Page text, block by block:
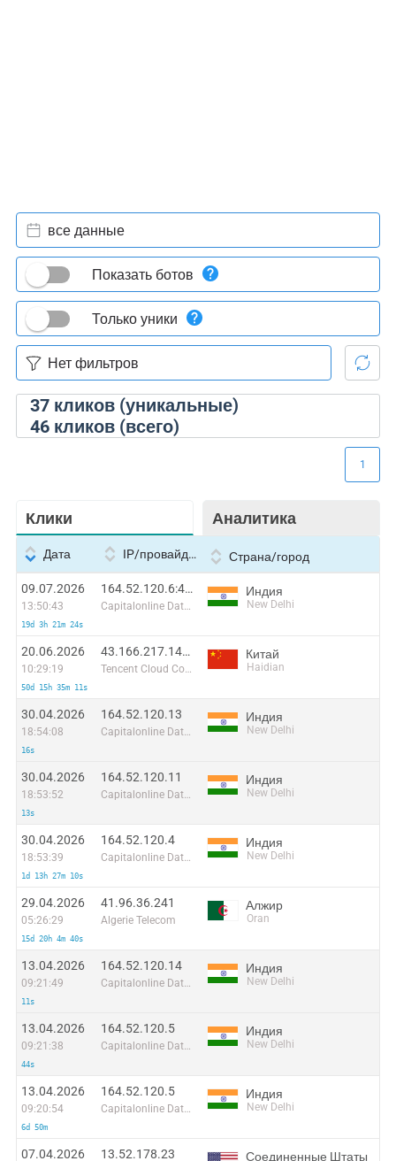
37кликов (уникальные)
46кликов (всего)
все данные
Показать ботов
Только уники
Клики Аналитика
1
Дата IP/провайдер Страна/город
09.07.2026
13:50:43
19d 3h 21m 24s
164.52.120.6:44266
Capitalonline Data Service (HK) Co
Индия
New Delhi
20.06.2026
10:29:19
50d 15h 35m 11s
43.166.217.149:35569
Tencent Cloud Computing (Beijing) Co
Китай
Haidian
30.04.2026
18:54:08
16s
164.52.120.13
Capitalonline Data Service (HK) Co
Индия
New Delhi
30.04.2026
18:53:52
13s
164.52.120.11
Capitalonline Data Service (HK) Co
Индия
New Delhi
30.04.2026
18:53:39
1d 13h 27m 10s
164.52.120.4
Capitalonline Data Service (HK) Co
Индия
New Delhi
29.04.2026
05:26:29
15d 20h 4m 40s
41.96.36.241
Algerie Telecom
Алжир
Oran
13.04.2026
09:21:49
11s
164.52.120.14
Capitalonline Data Service (HK) Co
Индия
New Delhi
13.04.2026
09:21:38
44s
164.52.120.5
Capitalonline Data Service (HK) Co
Индия
New Delhi
13.04.2026
09:20:54
6d 50m
164.52.120.5
Capitalonline Data Service (HK) Co
Индия
New Delhi
07.04.2026 13.52.178.23 Соединенные Штаты